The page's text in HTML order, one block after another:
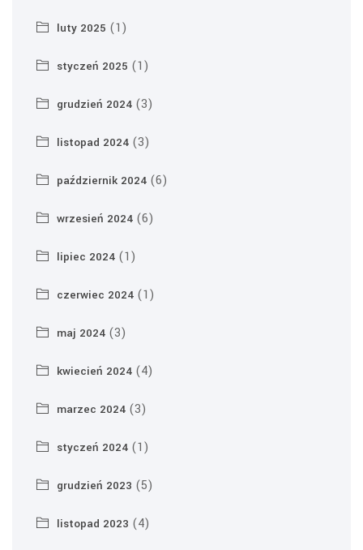
luty 2025 (1)
styczeń 2025 (1)
grudzień 2024 (3)
listopad 2024 (3)
październik 2024 (6)
wrzesień 2024 (6)
lipiec 2024 (1)
czerwiec 2024 (1)
maj 2024 (3)
kwiecień 2024 (4)
marzec 2024 (3)
styczeń 2024 (1)
grudzień 2023 (5)
listopad 2023 (4)